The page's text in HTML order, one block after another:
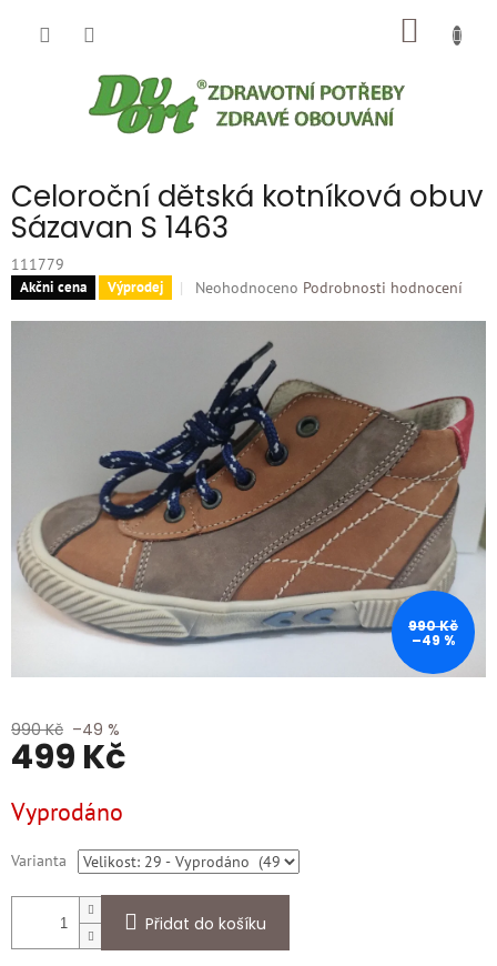
Celoroční dětská kotníková obuv
Sázavan S 1463
111779
Akčni cena Výprodej
Průměrné
5
hvězdiček.
Neohodnoceno Podrobnosti hodnocení
990 Kč
–49 %
990 Kč –49 %
499 Kč
cena:
Vyprodáno
Varianta
Přidat do košíku